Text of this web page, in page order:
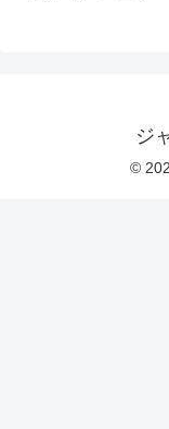
ジ
©